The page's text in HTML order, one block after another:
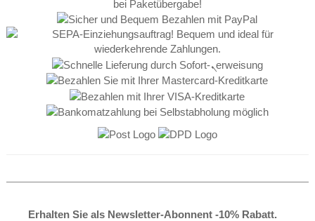
Erhalten Sie als Newsletter-Abonnent -10% Rabatt.